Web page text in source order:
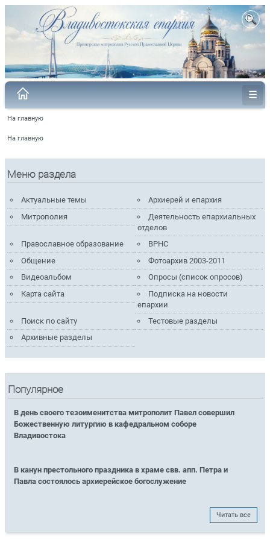
На главную
На главную
Меню раздела
Актуальные темы
Архиерей и епархия
Митрополия
Деятельность епархиальных
отделов
Православное образование
ВРНС
Общение
Фотоархив 2003-2011
Видеоальбом
Опросы (список опросов)
Карта сайта
Подписка на новости
епархии
Поиск по сайту
Тестовые разделы
Архивные разделы
Популярное
В день своего тезоименитства митрополит Павел совершил
Божественную литургию в кафедральном соборе
Владивостока
В канун престольного праздника в храме свв. апп. Петра и
Павла состоялось архиерейское богослужение
Читать все